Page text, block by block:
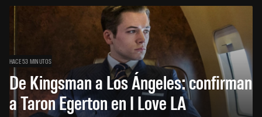
HACE 53 MINUTOS
De Kingsman a Los Ángeles: confirman
a Taron Egerton en I Love LA